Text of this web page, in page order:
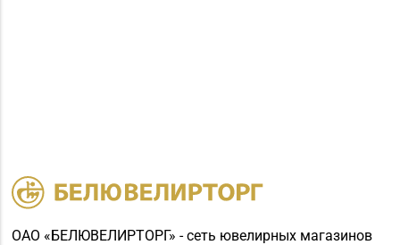
ОАО «БЕЛЮВЕЛИРТОРГ» - сеть ювелирных магазинов